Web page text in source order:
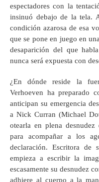
espectadores con la
insinuó debajo de la tela.
condición azarosa de esa
que se pone en juego en
desaparición del que
nunca será expuesta con
¿En dónde reside la
Verhoeven ha preparado
anticipan su emergencia
a Nick Curran (Michael
otearla en plena
para acompañar a los
declaración. Escritora de
empieza a escribir la
escasamente su desnudez
adhiere al cuerpo a la